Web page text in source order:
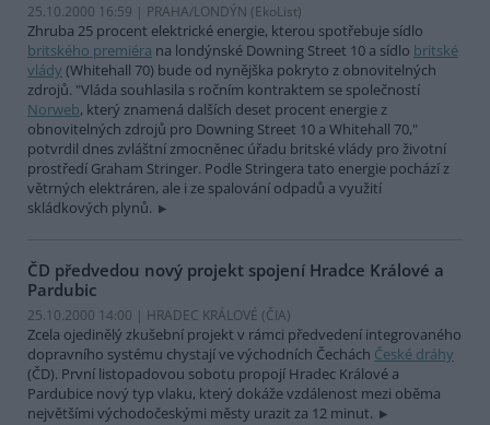
25.10.2000 16:59 | PRAHA/LONDÝN (EkoList)
Zhruba 25 procent elektrické energie, kterou spotřebuje sídlo
britského premiéra na londýnské Downing Street 10 a sídlo britské
vlády (Whitehall 70) bude od nynějška pokryto z obnovitelných
zdrojů. "Vláda souhlasila s ročním kontraktem se společností
Norweb, který znamená dalších deset procent energie z
obnovitelných zdrojů pro Downing Street 10 a Whitehall 70,"
potvrdil dnes zvláštní zmocněnec úřadu britské vlády pro životní
prostředí Graham Stringer. Podle Stringera tato energie pochází z
větrných elektráren, ale i ze spalování odpadů a využití
skládkových plynů.
ČD předvedou nový projekt spojení Hradce Králové a
Pardubic
25.10.2000 14:00 | HRADEC KRÁLOVÉ (ČIA)
Zcela ojedinělý zkušební projekt v rámci předvedení integrovaného
dopravního systému chystají ve východních Čechách České dráhy
(ČD). První listopadovou sobotu propojí Hradec Králové a
Pardubice nový typ vlaku, který dokáže vzdálenost mezi oběma
největšími východočeskými městy urazit za 12 minut.